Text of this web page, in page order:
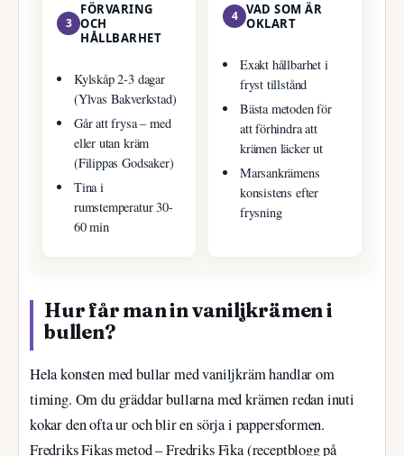
3
FÖRVARING
OCH
HÅLLBARHET
Kylskåp 2-3 dagar
(Ylvas Bakverkstad)
Går att frysa – med
eller utan kräm
(Filippas Godsaker)
Tina i
rumstemperatur 30-
60 min
4 VAD SOM ÄR
OKLART
Exakt hållbarhet i
fryst tillstånd
Bästa metoden för
att förhindra att
krämen läcker ut
Marsankrämens
konsistens efter
frysning
Hur får man in vaniljkrämen i
bullen?
Hela konsten med bullar med vaniljkräm handlar om
timing. Om du gräddar bullarna med krämen redan inuti
kokar den ofta ur och blir en sörja i pappersformen.
Fredriks Fikas metod – Fredriks Fika (receptblogg på